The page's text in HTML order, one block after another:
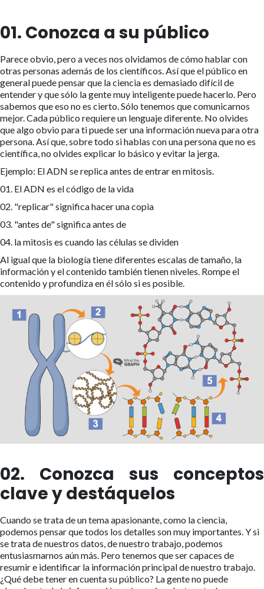
01. Conozca a su público
Parece obvio, pero a veces nos olvidamos de cómo hablar con
otras personas además de los científicos. Así que el público en
general puede pensar que la ciencia es demasiado difícil de
entender y que sólo la gente muy inteligente puede hacerlo. Pero
sabemos que eso no es cierto. Sólo tenemos que comunicarnos
mejor. Cada público requiere un lenguaje diferente. No olvides
que algo obvio para ti puede ser una información nueva para otra
persona. Así que, sobre todo si hablas con una persona que no es
científica, no olvides explicar lo básico y evitar la jerga.
Ejemplo: El ADN se replica antes de entrar en mitosis.
01. El ADN es el código de la vida
02. "replicar" significa hacer una copia
03. "antes de" significa antes de
04. la mitosis es cuando las células se dividen
Al igual que la biología tiene diferentes escalas de tamaño, la
información y el contenido también tienen niveles. Rompe el
contenido y profundiza en él sólo si es posible.
02. Conozca sus conceptos
clave y destáquelos
Cuando se trata de un tema apasionante, como la ciencia,
podemos pensar que todos los detalles son muy importantes. Y si
se trata de nuestros datos, de nuestro trabajo, podemos
entusiasmarnos aún más. Pero tenemos que ser capaces de
resumir e identificar la información principal de nuestro trabajo.
¿Qué debe tener en cuenta su público? La gente no puede